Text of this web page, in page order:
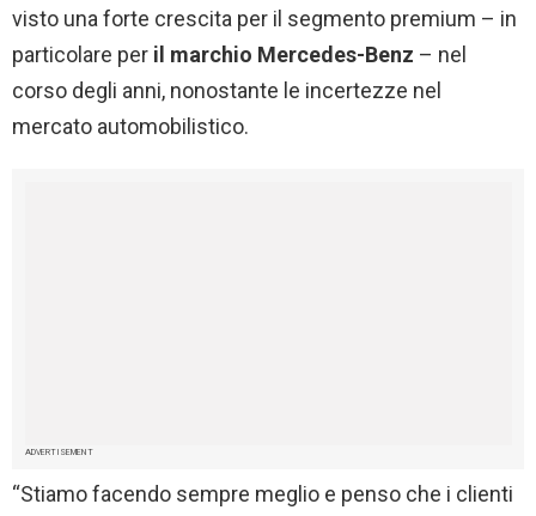
visto una forte crescita per il segmento premium – in
particolare per il marchio Mercedes-Benz – nel
corso degli anni, nonostante le incertezze nel
mercato automobilistico.
ADVERTISEMENT
“Stiamo facendo sempre meglio e penso che i clienti